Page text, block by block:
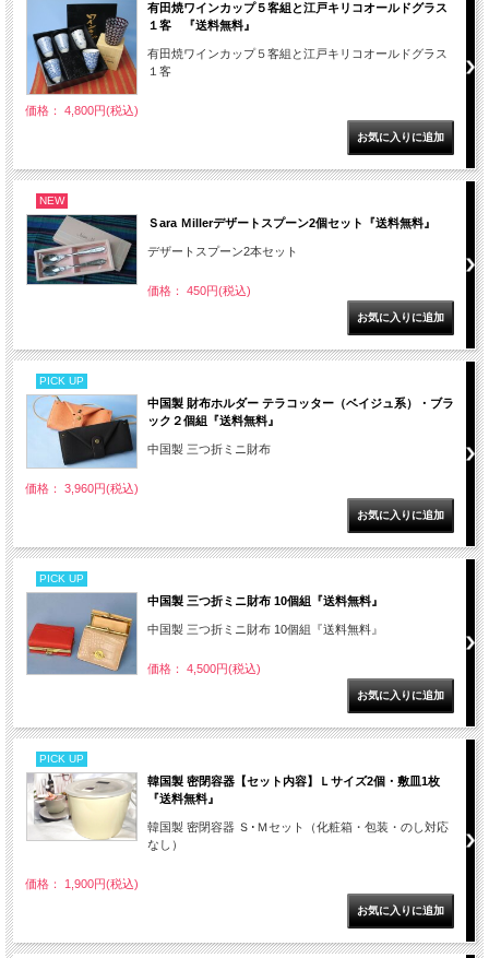
有田焼ワインカップ５客組と江戸キリコオールドグラス
１客 『送料無料』
有田焼ワインカップ５客組と江戸キリコオールドグラス
１客
価格： 4,800円(税込)
NEW
Ｓara Ｍillerデザートスプーン2個セット『送料無料』
デザートスプーン2本セット
価格： 450円(税込)
PICK UP
中国製 財布ホルダー テラコッター（ベイジュ系）・ブラ
ック２個組『送料無料』
中国製 三つ折ミニ財布
価格： 3,960円(税込)
PICK UP
中国製 三つ折ミニ財布 10個組『送料無料』
中国製 三つ折ミニ財布 10個組『送料無料』
価格： 4,500円(税込)
PICK UP
韓国製 密閉容器【セット内容】Ｌサイズ2個・敷皿1枚
『送料無料』
韓国製 密閉容器 Ｓ･Ｍセット（化粧箱・包装・のし対応
なし）
価格： 1,900円(税込)